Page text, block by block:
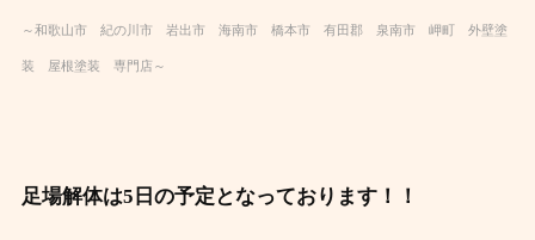
～和歌山市 紀の川市 岩出市 海南市 橋本市 有田郡 泉南市 岬町 外壁塗
装 屋根塗装 専門店～
足場解体は5日の予定となっております！！